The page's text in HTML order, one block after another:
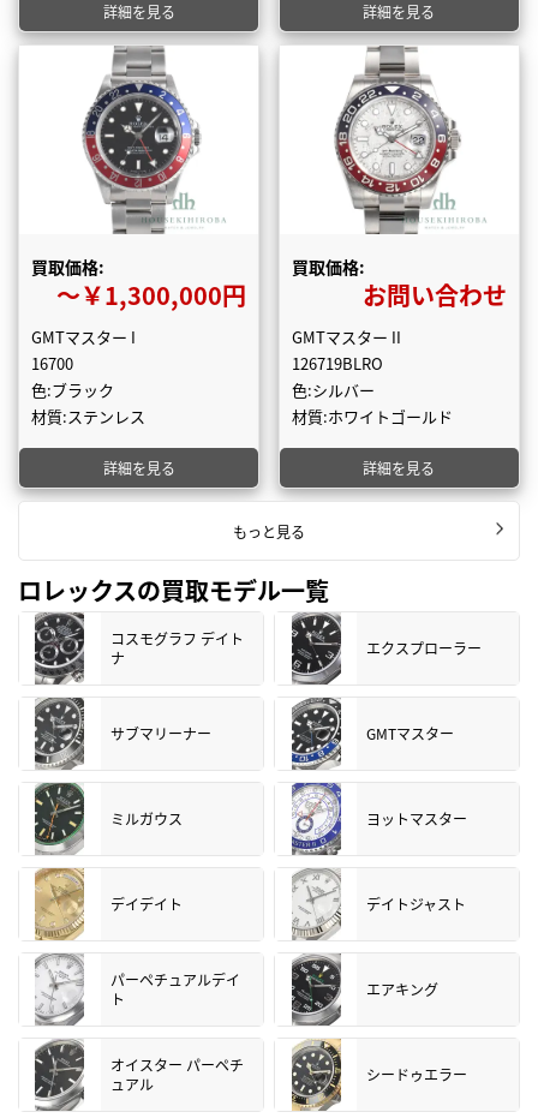
詳細を見る 詳細を見る
買取価格:
〜￥1,300,000円
GMTマスター I
16700
色:ブラック
材質:ステンレス
詳細を見る
買取価格:
お問い合わせ
GMTマスター II
126719BLRO
色:シルバー
材質:ホワイトゴールド
詳細を見る
もっと見る
ロレックスの買取モデル一覧
コスモグラフ デイト
ナ
エクスプローラー
サブマリーナー GMTマスター
ミルガウス ヨットマスター
デイデイト デイトジャスト
パーペチュアルデイ
ト
エアキング
オイスター パーペチ
ュアル
シードゥエラー